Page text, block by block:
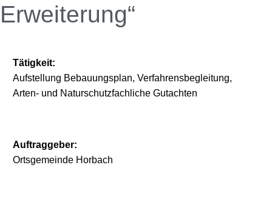
Erweiterung“
Tätigkeit:
Aufstellung Bebauungsplan, Verfahrensbegleitung,
Arten- und Naturschutzfachliche Gutachten
Auftraggeber:
Ortsgemeinde Horbach